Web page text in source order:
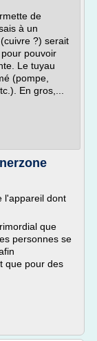
de
à un
?) serait
pouvoir
Le tuyau
(pompe,
En gros,...
l'appareil dont
que
personnes se
que pour des